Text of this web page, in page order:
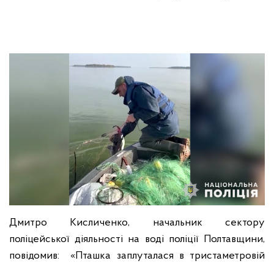
Дмитро Кисличенко, начальник сектору
поліцейської діяльності на воді поліції Полтавщини,
повідомив: «Пташка заплуталася в тристаметровій